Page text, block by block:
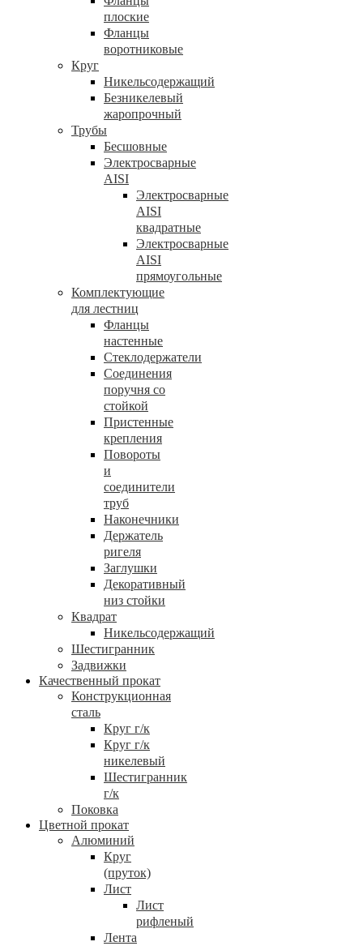
плоские
Фланцы
воротниковые
Круг
Никельсодержащий
Безникелевый
жаропрочный
Трубы
Бесшовные
Электросварные
AISI
Электросварные
AISI
квадратные
Электросварные
AISI
прямоугольные
Комплектующие
для лестниц
Фланцы
настенные
Стеклодержатели
Соединения
поручня со
стойкой
Пристенные
крепления
Повороты
и
соединители
труб
Наконечники
Держатель
ригеля
Заглушки
Декоративный
низ стойки
Квадрат
Никельсодержащий
Шестигранник
Задвижки
Качественный прокат
Конструкционная
сталь
Круг г/к
Круг г/к
никелевый
Шестигранник
г/к
Поковка
Цветной прокат
Алюминий
Круг
(пруток)
Лист
Лист
рифленый
Лента